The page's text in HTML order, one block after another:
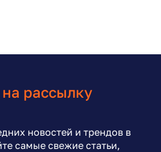
рассылку
новостей и трендов в
самые свежие статьи,